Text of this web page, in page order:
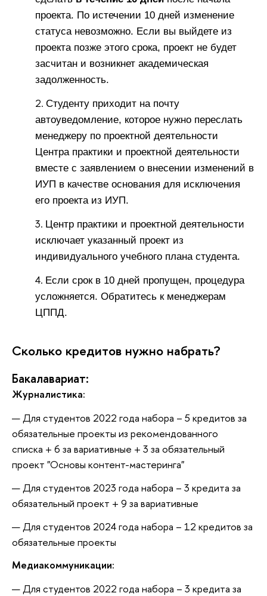
проекта. По истечении 10 дней изменение
статуса невозможно. Если вы выйдете из
проекта позже этого срока, проект не будет
засчитан и возникнет академическая
задолженность.
Студенту приходит на почту
автоуведомление, которое нужно переслать
менеджеру по проектной деятельности
Центра практики и проектной деятельности
вместе с заявлением о внесении изменений в
ИУП в качестве основания для исключения
его проекта из ИУП.
Центр практики и проектной деятельности
исключает указанный проект из
индивидуального учебного плана студента.
Если срок в 10 дней пропущен, процедура
усложняется. Обратитесь к менеджерам
ЦППД.
Сколько кредитов нужно набрать?
Бакалавариат:
Журналистика:
Для студентов 2022 года набора – 5 кредитов за
обязательные проекты из рекомендованного
списка + 6 за вариативные + 3 за обязательный
проект "Основы контент-мастеринга"
Для студентов 2023 года набора – 3 кредита за
обязательный проект + 9 за вариативные
Для студентов 2024 года набора – 12 кредитов за
обязательные проекты
Медиакоммуникации:
Для студентов 2022 года набора – 3 кредита за